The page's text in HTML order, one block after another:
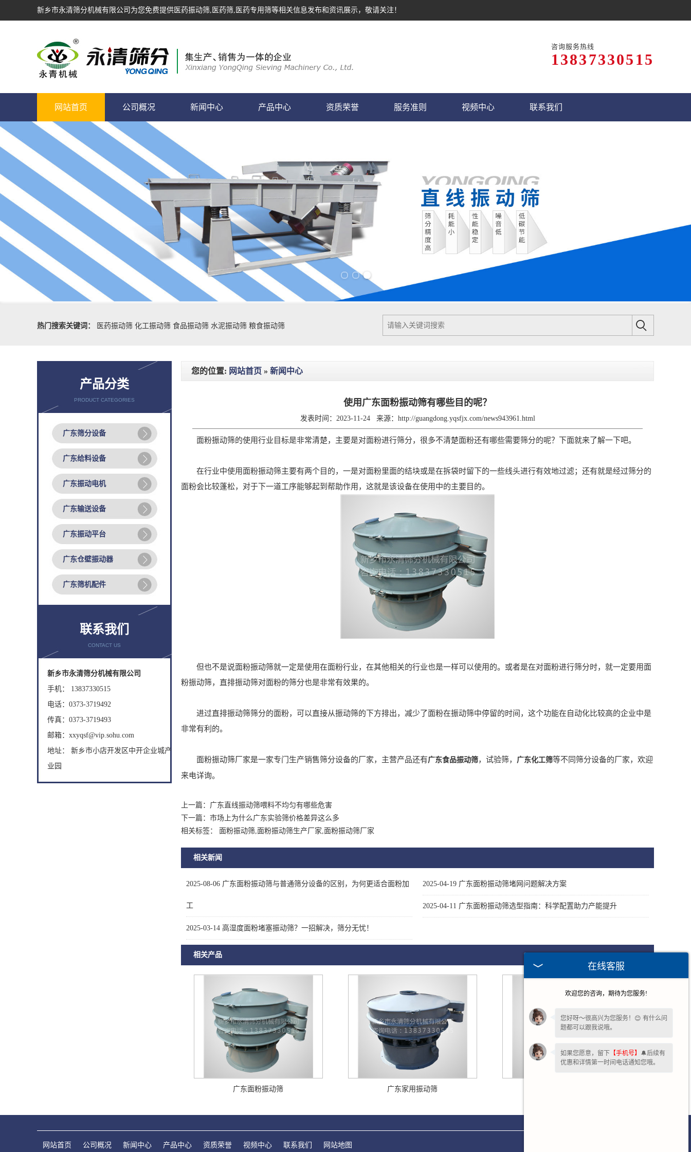
新乡市永清筛分机械有限公司为您免费提供 医药振动筛,医药筛,医药专用筛等相关信息发布和资讯展示，敬请关注！
咨询服务热线
13837330515
网站首页 公司概况 新闻中心 产品中心 资质荣誉 服务准则 视频中心 联系我们
热门搜索关键词：
医药振动筛 化工振动筛 食品振动筛 水泥振动筛 粮食振动筛
产品分类
PRODUCT CATEGORIES
广东筛分设备
广东给料设备
广东振动电机
广东输送设备
广东振动平台
广东仓壁振动器
广东筛机配件
联系我们
CONTACT US
新乡市永清筛分机械有限公司
手机： 13837330515
电话：0373-3719492
传真：0373-3719493
邮箱：xxyqsf@vip.sohu.com
地址： 新乡市小店开发区中开企业城产
业园
您的位置: 网站首页 » 新闻中心
使用广东面粉振动筛有哪些目的呢？
发表时间：2023-11-24 来源： http://guangdong.yqsfjx.com/news943961.html
面粉振动筛的使用行业目标是非常清楚，主要是对面粉进行筛分，很多不清楚面粉还有哪些需要筛分的呢？下面就来了解一下吧。
在行业中使用面粉振动筛主要有两个目的，一是对面粉里面的结块或是在拆袋时留下的一些线头进行有效地过滤；还有就是经过筛分的
面粉会比较蓬松，对于下一道工序能够起到帮助作用，这就是该设备在使用中的主要目的。
但也不是说面粉振动筛就一定是使用在面粉行业，在其他相关的行业也是一样可以使用的。或者是在对面粉进行筛分时，就一定要用面
粉振动筛，直排振动筛对面粉的筛分也是非常有效果的。
进过直排振动筛筛分的面粉，可以直接从振动筛的下方排出，减少了面粉在振动筛中停留的时间，这个功能在自动化比较高的企业中是
非常有利的。
面粉振动筛厂家是一家专门生产销售筛分设备的厂家，主营产品还有广东食品振动筛，试验筛， 广东化工筛等不同筛分设备的厂家，欢迎
来电详询。
上一篇： 广东直线振动筛喂料不均匀有哪些危害
下一篇： 市场上为什么广东实验筛价格差异这么多
相关标签： 面粉振动筛,面粉振动筛生产厂家,面粉振动筛厂家
相关新闻
2025-08-06 广东面粉振动筛与普通筛分设备的区别，为何更适合面粉加
工
2025-04-19 广东面粉振动筛堵网问题解决方案
2025-04-11 广东面粉振动筛选型指南：科学配置助力产能提升
2025-03-14 高湿度面粉堵塞振动筛？一招解决，筛分无忧！
相关产品
广东面粉振动筛 广东家用振动筛
网站首页 公司概况 新闻中心 产品中心 资质荣誉 视频中心 联系我们 网站地图
在线客服
欢迎您的咨询，期待为您服务!
您好呀～很高兴为您服务！😊 有什么问
题都可以跟我说哦。
如果您愿意，留下 【手机号】 🔔后续有
优惠和详情第一时间电话通知您哦。